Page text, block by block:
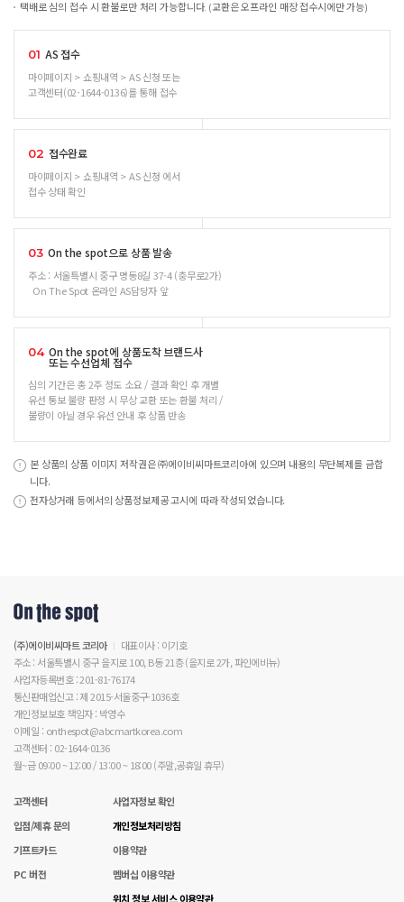
택배로 심의 접수 시 환불로만 처리 가능합니다. (교환은 오프라인 매장 접수시에만 가능)
01 AS 접수
마이페이지 > 쇼핑내역 > AS 신청 또는
고객센터(02-1644-0136)를 통해 접수
02 접수완료
마이페이지 > 쇼핑내역 > AS 신청 에서
접수 상태 확인
03 On the spot으로 상품 발송
주소 : 서울특별시 중구 명동8길 37-4 (충무로2가)
On The Spot 온라인 AS담당자 앞
04 On the spot에 상품도착 브랜드사
또는 수선업체 접수
심의 기간은 총 2주 정도 소요 / 결과 확인 후 개별
유선 통보 불량 판정 시 무상 교환 또는 환불 처리 /
불량이 아닐 경우 유선 안내 후 상품 반송
본 상품의 상품 이미지 저작권은 ㈜에이비씨마트코리아에 있으며 내용의 무단복제를 금합
니다.
전자상거래 등에서의 상품정보제공 고시에 따라 작성되었습니다.
(주)에이비씨마트 코리아
대표이사 : 이기호
주소 : 서울특별시 중구 을지로 100, B동 21층 (을지로 2가, 파인에비뉴)
사업자등록번호 : 201-81-76174
통신판매업신고 : 제 2015-서울중구-1036호
개인정보보호 책임자 : 박영수
이메일 : onthespot@abcmartkorea.com
고객센터 : 02-1644-0136
월~금 09:00 ~ 12:00 / 13:00 ~ 18:00 (주말,공휴일 휴무)
고객센터
입점/제휴 문의
기프트카드
PC 버전
사업자정보 확인
개인정보처리방침
이용약관
멤버십 이용약관
위치 정보 서비스 이용약관